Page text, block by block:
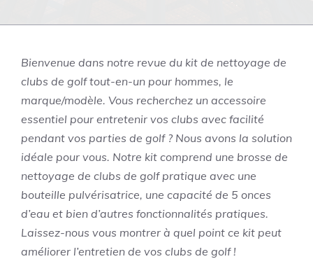
Bienvenue dans notre revue du kit de nettoyage de
clubs de golf tout-en-un pour hommes, le
marque/modèle. Vous recherchez un accessoire
essentiel pour entretenir vos clubs avec facilité
pendant vos parties de golf ? Nous avons la solution
idéale pour vous. Notre kit comprend une brosse de
nettoyage de clubs de golf pratique avec une
bouteille pulvérisatrice, une capacité de 5 onces
d’eau et bien d’autres fonctionnalités pratiques.
Laissez-nous vous montrer à quel point ce kit peut
améliorer l’entretien de vos clubs de golf !